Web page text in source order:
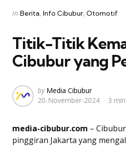
Categories
Posted
in Berita Info Cibubur Otomotif
Titik-Titik
Cibubur yang
Posted
by
by Media Cibubur
20-November-2024
3 min
media-cibubur.com –
pinggiran Jakarta yang